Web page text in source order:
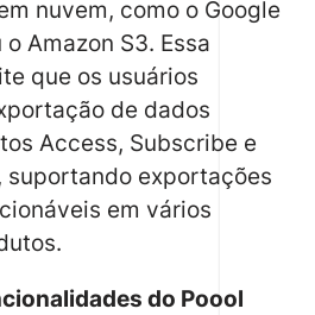
nuvem, como o Google
Amazon S3. Essa
que os usuários
de dados
Access, Subscribe e
suportando exportações
em vários
do Poool